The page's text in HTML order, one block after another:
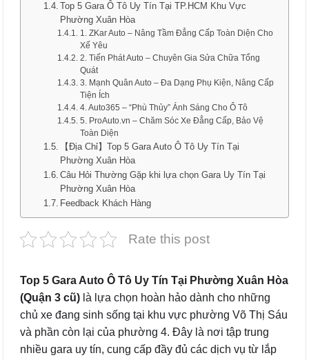
Top 5 Gara Ô Tô Uy Tín Tại TP.HCM Khu Vực
Phường Xuân Hòa
1. ZKar Auto – Nâng Tầm Đẳng Cấp Toàn Diện Cho
Xế Yêu
2. Tiến Phát Auto – Chuyên Gia Sửa Chữa Tổng
Quát
3. Mạnh Quân Auto – Đa Dạng Phụ Kiện, Nâng Cấp
Tiện Ích
4. Auto365 – “Phù Thủy” Ánh Sáng Cho Ô Tô
5. ProAuto.vn – Chăm Sóc Xe Đẳng Cấp, Bảo Vệ
Toàn Diện
【Địa Chỉ】Top 5 Gara Auto Ô Tô Uy Tín Tại
Phường Xuân Hòa
Câu Hỏi Thường Gặp khi lựa chọn Gara Uy Tín Tại
Phường Xuân Hòa
Feedback Khách Hàng
Rate this post
Top 5 Gara Auto Ô Tô Uy Tín Tại Phường Xuân Hòa
(Quận 3 cũ) là lựa chọn hoàn hảo dành cho những
chủ xe đang sinh sống tại khu vực phường Võ Thị Sáu
và phần còn lại của phường 4. Đây là nơi tập trung
nhiều gara uy tín, cung cấp đầy đủ các dịch vụ từ lắp